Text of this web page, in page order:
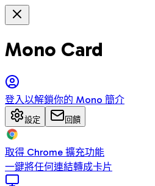
Mono Card
登入以解鎖你的 Mono 簡介
設定 回饋
取得 Chrome 擴充功能
一鍵將任何連結轉成卡片